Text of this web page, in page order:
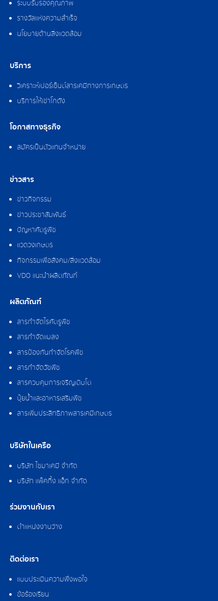
ระบบรับรองคุณภาพ
รางวัลแห่งความสำเร็จ
นโยบายด้านสิ่งแวดล้อม
บริการ
วิเคราะห์เปอร์เซ็นต์สารเคมีทางการเกษตร
บริการให้เช่าโกดัง
โอกาสทางธุรกิจ
สมัครเป็นตัวแทนจำหน่าย
ข่าวสาร
ข่าวกิจกรรม
ข่าวประชาสัมพันธ์
ปัญหาศัตรูพืช
แวดวงเกษตร
กิจกรรมเพื่อสังคม/สิ่งแวดล้อม
VDO แนะนำผลิตภัณฑ์
ผลิตภัณฑ์
สารกำจัดไรศัตรูพืช
สารกำจัดแมลง
สารป้องกันกำจัดโรคพืช
สารกำจัดวัชพืช
สารควบคุมการเจริญเติบโต
ปุ๋ยน้ำและอาหารเสริมพืช
สารเพิ่มประสิทธิภาพสารเคมีเกษตร
บริษัทในเครือ
บริษัท ไซมาเคมี จำกัด
บริษัท แพ็คกิ้ง แอ็ก จำกัด
ร่วมงานกับเรา
ตำแหน่งงานว่าง
ติดต่อเรา
แบบประเมินความพึงพอใจ
ข้อร้องเรียน